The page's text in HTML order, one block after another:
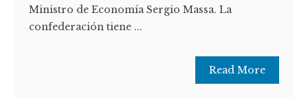
Ministro de Economía Sergio Massa. La
confederación tiene ...
Read More